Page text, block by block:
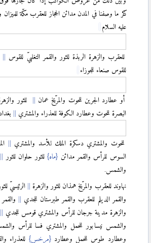
ذكر ما وصفنا في المدن مدائن الحجاز للعقرب مكّة
عليه السلام
للعقرب والزهرة الربذة للثور والقمر التغلبيّ للقوس
للقوس صنعاء للجوزاء
أو عطارد الجرين للحوت والمرّيخ عمان
للثور
البصرة للحوت وعطارد الكوفة للعذراء والمشتري
للحوت والمشتري دسكرة الملك للأسد والمشتري
السوس للرأس والقمر مدائن {ماه}للثور حلوان للثور
والشمس.
نهاوند للعقرب والمرّيخ همذان للثور والزهرة
الرئيسيّ
والقمر الديلم للعقرب والقمر طبرستان للجدي
والزهرة مدينة جرجان للرأس والمشتري قومس للجدي
والشمس نيسابور للحمل والمشتري فسا للرأس
وعطارد طوس للحمل وعطارد{مرخس} للعذراء